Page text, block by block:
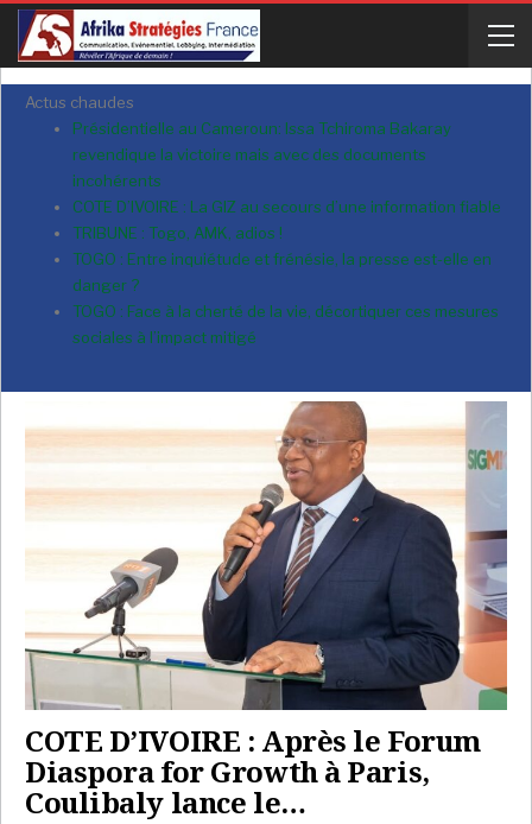
Actus chaudes
Présidentielle au Cameroun: Issa Tchiroma Bakaray
revendique la victoire mais avec des documents
incohérents
COTE D’IVOIRE : La GIZ au secours d’une information fiable
TRIBUNE : Togo, AMK, adios !
TOGO : Entre inquiétude et frénésie, la presse est-elle en
danger ?
TOGO : Face à la cherté de la vie, décortiquer ces mesures
sociales à l’impact mitigé
COTE D’IVOIRE : Après le Forum
Diaspora for Growth à Paris,
Coulibaly lance le…